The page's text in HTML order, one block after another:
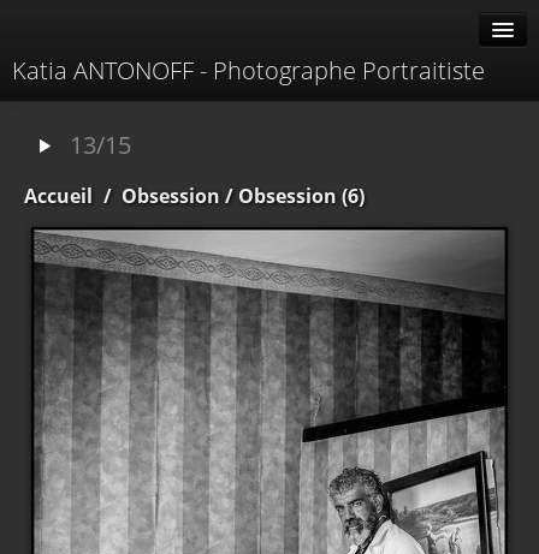
Katia ANTONOFF - Photographe Portraitiste
Contacter
13/15
Accueil / Obsession / Obsession (6)